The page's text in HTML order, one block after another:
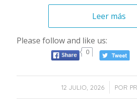
Leer más
Please follow and like us:
0
12 JULIO, 2026
/ POR